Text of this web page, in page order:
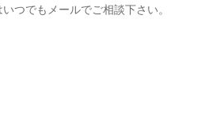
つでもメールでご相談下さい。